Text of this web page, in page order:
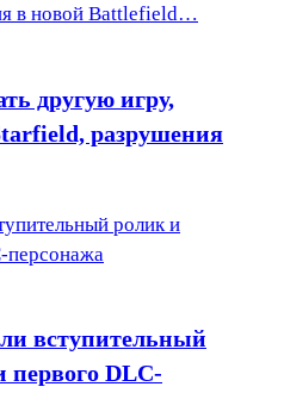
в новой Battlefield…
другую игру,
разрушения
ролик и
персонажа
вступительный
первого DLC-